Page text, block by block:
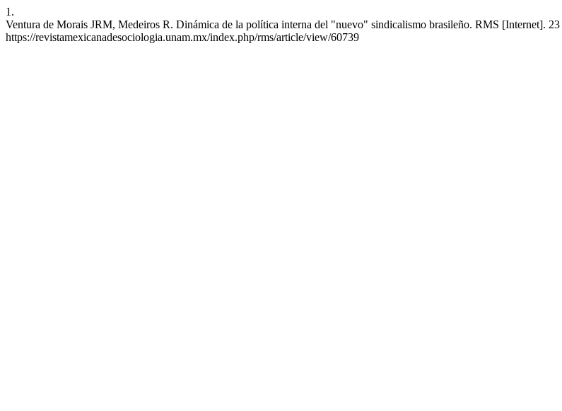
1.
Ventura de Morais JRM, Medeiros R. Dinámica de la política interna del "nuevo" sindicalismo brasileño. RMS [Internet].
https://revistamexicanadesociologia.unam.mx/index.php/rms/article/view/60739